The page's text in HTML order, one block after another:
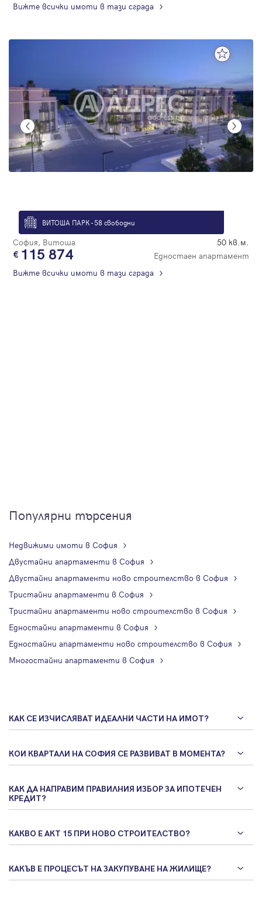
Вижте всички имоти в тази сграда
ВИТОША ПАРК - 58 свободни
София, Витоша 50 кв.м.
115 874
Едностаен апартамент
Вижте всички имоти в тази сграда
Популярни търсения
Недвижими имоти в София
Двустайни апартаменти в София
Двустайни апартаменти ново строителство в София
Тристайни апартаменти в София
Тристайни апартаменти ново строителство в София
Едностайни апартаменти в София
Едностайни апартаменти ново строителство в София
Многостайни апартаменти в София
КАК СЕ ИЗЧИСЛЯВАТ ИДЕАЛНИ ЧАСТИ НА ИМОТ?
КОИ КВАРТАЛИ НА СОФИЯ СЕ РАЗВИВАТ В МОМЕНТА?
КАК ДА НАПРАВИМ ПРАВИЛНИЯ ИЗБОР ЗА ИПОТЕЧЕН
КРЕДИТ?
КАКВО Е АКТ 15 ПРИ НОВО СТРОИТЕЛСТВО?
КАКЪВ Е ПРОЦЕСЪТ НА ЗАКУПУВАНЕ НА ЖИЛИЩЕ?